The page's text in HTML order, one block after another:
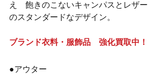
え　飽きのこないキャンパスとレザー
のスタンダードなデザイン。
ブランド衣料・服飾品　強化買取中！
●アウター